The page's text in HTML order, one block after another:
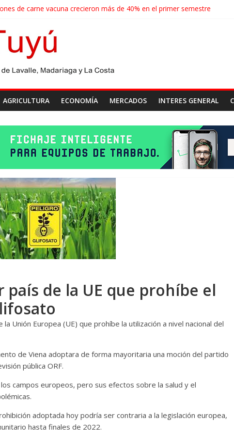
de carne vacuna crecieron más de 40% en el primer semestre
realizará un censo para actualizar el mapa de la producción
agroindustriales anotaron un récord histórico en el primer semestre
cosecha récord de 71,5 millones de toneladas
AGRICULTURA ECONOMÍA MERCADOS INTERES GENERAL
de la UE que prohíbe el
Unión Europea (UE) que prohíbe la utilización a nivel nacional del
de Viena adoptara de forma mayoritaria una moción del partido
pública ORF.
campos europeos, pero sus efectos sobre la salud y el
adoptada hoy podría ser contraria a la legislación europea,
hasta finales de 2022.